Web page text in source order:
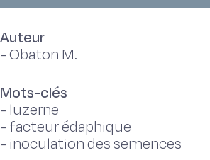
Auteur
-Obaton M.
Mots-clés
- luzerne
- facteur édaphique
- inoculation des semences